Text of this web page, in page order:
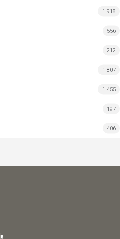
1 918
556
212
1 807
1 455
197
406